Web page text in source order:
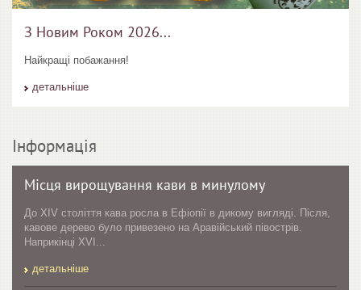
З Новим Роком 2026...
Найкращі побажання!
детальніше
Інформація
Місця вирощування кави в минулому
До XIV століття кава росла в Ефіопії в дикому вигляді. Після,
кавове дерево було привезено на Аравійський півострів.
Наприкінці XVI...
детальніше